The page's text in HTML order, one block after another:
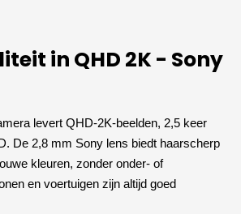
in QHD 2K - Sony
levert QHD-2K-beelden, 2,5 keer
De 2,8 mm Sony lens biedt haarscherp
kleuren, zonder onder- of
en voertuigen zijn altijd goed